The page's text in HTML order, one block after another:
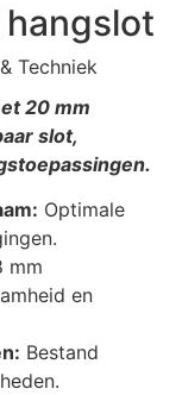
Techniek
20 mm
slot,
Optimale
mm
en
Bestand